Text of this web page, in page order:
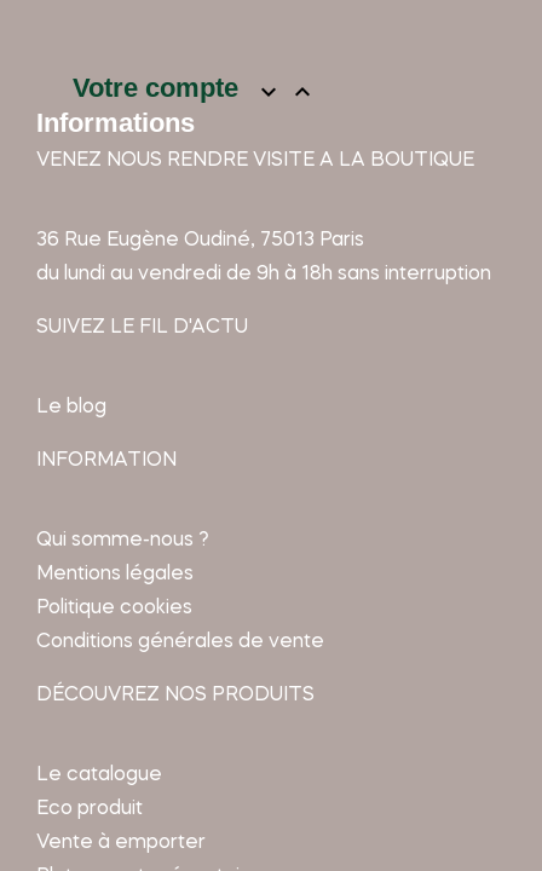
Votre compte  
Informations
VENEZ NOUS RENDRE VISITE A LA BOUTIQUE
36 Rue Eugène Oudiné, 75013 Paris
du lundi au vendredi de 9h à 18h sans interruption
SUIVEZ LE FIL D'ACTU
Le blog
INFORMATION
Qui somme-nous ?
Mentions légales
Politique cookies
Conditions générales de vente
DÉCOUVREZ NOS PRODUITS
Le catalogue
Eco produit
Vente à emporter